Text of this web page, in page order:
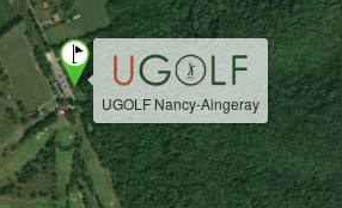
UGOLF Nancy-Aingeray